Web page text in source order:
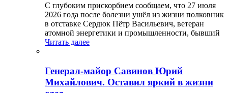
С глубоким прискорбием сообщаем, что 27 июля
2026 года после болезни ушёл из жизни полковник
в отставке Сердюк Пётр Васильевич, ветеран
атомной энергетики и промышленности, бывший
Читать далее
Генерал-майор Савинов Юрий
Михайлович. Оставил яркий в жизни